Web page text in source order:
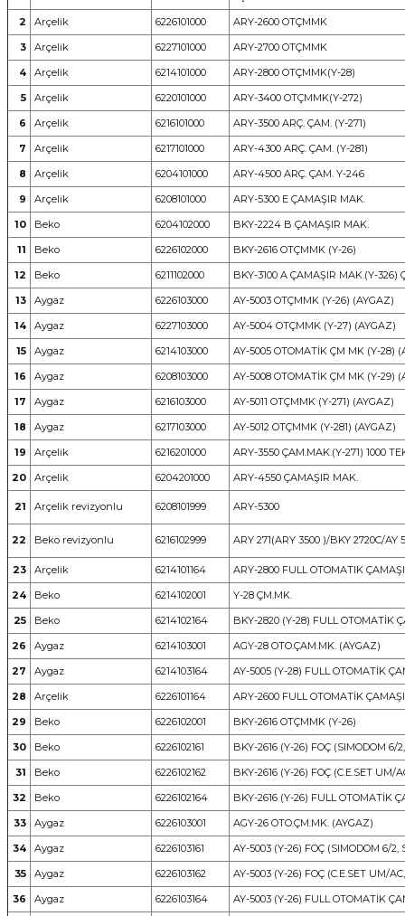
2
Arçelik 6226101000
ARY-2600 OTÇMMK
3
Arçelik 6227101000
ARY-2700 OTÇMMK
4
Arçelik 6214101000
ARY-2800 OTÇMMK(Y-28)
5
Arçelik 6220101000
ARY-3400 OTÇMMK(Y-272)
6
Arçelik 6216101000
ARY-3500 ARÇ. ÇAM. (Y-271)
7
Arçelik 6217101000
ARY-4300 ARÇ. ÇAM. (Y-281)
8
Arçelik 6204101000
ARY-4500 ARÇ. ÇAM. Y-246
9
Arçelik 6208101000
ARY-5300 E ÇAMAŞIR MAK.
10
Beko 6204102000
BKY-2224 B ÇAMAŞIR MAK.
11
Beko 6226102000
BKY-2616 OTÇMMK (Y-26)
12
Beko 6211102000
BKY-3100 A ÇAMAŞIR MAK.(Y-326)
13
Aygaz 6226103000
AY-5003 OTÇMMK (Y-26) (AYGAZ)
14
Aygaz 6227103000
AY-5004 OTÇMMK (Y-27) (AYGAZ)
15
Aygaz 6214103000
AY-5005 OTOMATİK ÇM MK (Y-28)
16
Aygaz 6208103000
AY-5008 OTOMATİK ÇM MK (Y-29)
17
Aygaz 6216103000
AY-5011 OTÇMMK (Y-271) (AYGAZ)
18
Aygaz 6217103000
AY-5012 OTÇMMK (Y-281) (AYGAZ)
19
Arçelik 6216201000
ARY-3550 ÇAM.MAK.(Y-271) 1000
20
Arçelik 6204201000 ARY-4550 ÇAMAŞIR MAK.
21 Arçelik revizyonlu 6208101999 ARY-5300
22 Beko revizyonlu 6216102999 ARY 271(ARY 3500 )/BKY 2720C/
23 Arçelik 6214101164
ARY-2800 FULL OTOMATIK
24
Beko 6214102001
Y-28 ÇM.MK.
25
Beko 6214102164
BKY-2820 (Y-28) FULL OTOMATİK
26
Aygaz 6214103001
AGY-28 OTO.ÇAM.MK. (AYGAZ)
27
Aygaz 6214103164
AY-5005 (Y-28) FULL OTOMATİK
28
Arçelik 6226101164
ARY-2600 FULL OTOMATİK
29
Beko 6226102001
BKY-2616 OTÇMMK (Y-26)
30
Beko 6226102161
BKY-2616 (Y-26) FOÇ (SIMODOM 6/2,
31
Beko 6226102162
BKY-2616 (Y-26) FOÇ (C.E.SET UM/
32
Beko 6226102164
BKY-2616 (Y-26) FULL OTOMATİK
33
Aygaz 6226103001
AGY-26 OTO.ÇM.MK. (AYGAZ)
34
Aygaz 6226103161
AY-5003 (Y-26) FOÇ (SIMODOM 6/2,
35
Aygaz 6226103162
AY-5003 (Y-26) FOÇ (C.E.SET UM/
36
Aygaz 6226103164
AY-5003 (Y-26) FULL OTOMATİK